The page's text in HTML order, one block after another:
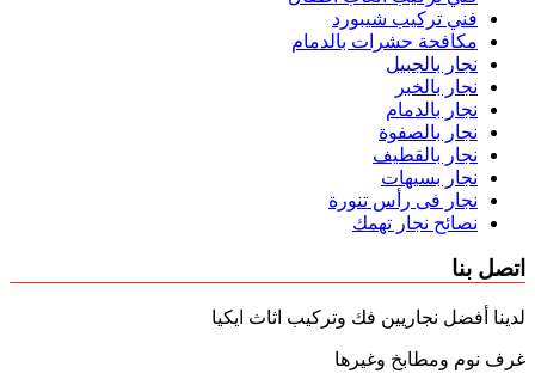
فني تركيب شيبورد
مكافحة حشرات بالدمام
نجار بالجبيل
نجار بالخبر
نجار بالدمام
نجار بالصفوة
نجار بالقطيف
نجار بسيهات
نجار فى رأس تنورة
نصائح نجار تهمك
اتصل بنا
لدينا أفضل نجاريين فك وتركيب اثاث ايكيا
غرف نوم ومطابخ وغيرها